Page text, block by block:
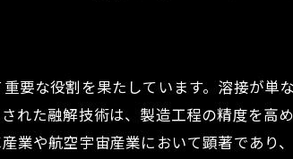
要な役割を果たしています。溶接が単
れた融解技術は、製造工程の精度を高
業や航空宇宙産業において顕著であり